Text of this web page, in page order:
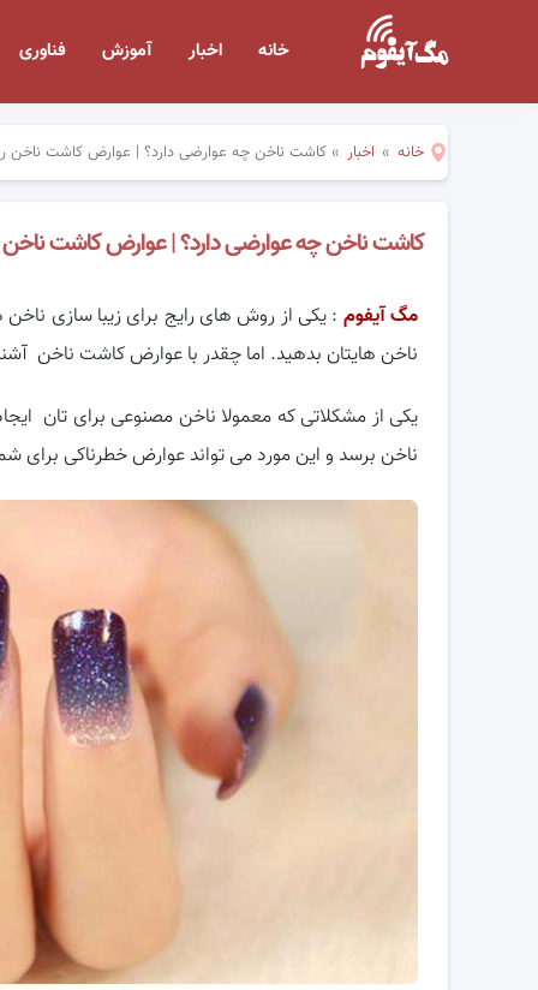
خانه اخبار آموزش فناوری
خانه » اخبار » کاشت ناخن چه عوارضی دارد؟ | عوارض کاشت ناخن
کاشت ناخن چه عوارضی دارد؟ | عوارض کاشت ناخن
مگ آیفوم : یکی از روش های رایج برای زیبا سازی
ناخن هایتان بدهید. اما چقدر با عوارض کاشت ناخن
یکی از مشکلاتی که معمولا ناخن مصنوعی برای تان
ناخن برسد و این مورد می تواند عوارض خطرناکی برای